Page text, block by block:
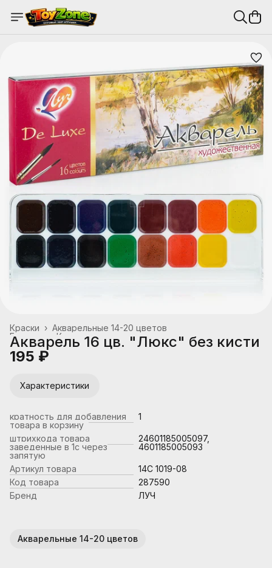
Акварельные 14-20 цветов
Краски ›
Канцтовары, школьные принадлежности
Главная
Акварель 16 цв. "Люкс" без кисти
195 ₽
Характеристики
кратность для добавления
товара в корзину
1
штрихкода товара
заведенные в 1с через
запятую
24601185005097,
4601185005093
Артикул товара
14С 1019-08
Код товара
287590
Бренд
ЛУЧ
Акварельные 14-20 цветов